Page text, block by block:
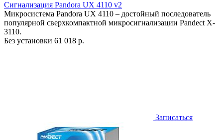
Сигнализация Pandora UX 4110 v2
Микросистема Pandora UX 4110 – достойный последователь
популярной сверхкомпактной микросигнализации Pandect X-
3110.
Без установки 61 018 р.
Записаться